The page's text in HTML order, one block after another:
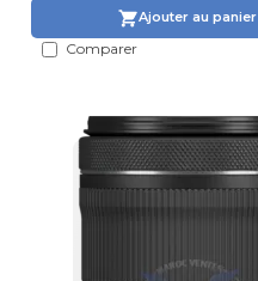
Ajouter au panier
Comparer